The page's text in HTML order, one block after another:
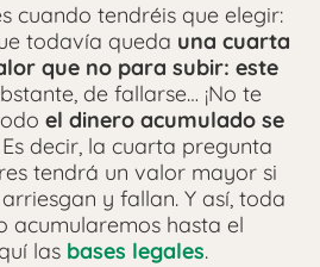
cuando tendréis que elegir:
todavía queda una cuarta
que no para subir: este
de fallarse… ¡No te
el dinero acumulado se
Es decir, la cuarta pregunta
tendrá un valor mayor si
y fallan. Y así, toda
acumularemos hasta el
las bases legales.